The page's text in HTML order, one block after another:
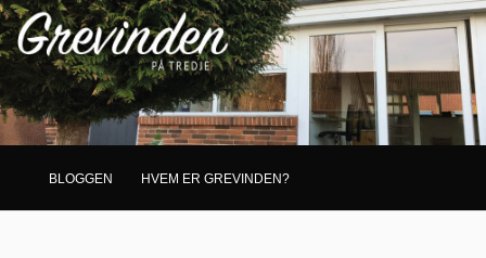
BLOGGEN HVEM ER GREVINDEN?